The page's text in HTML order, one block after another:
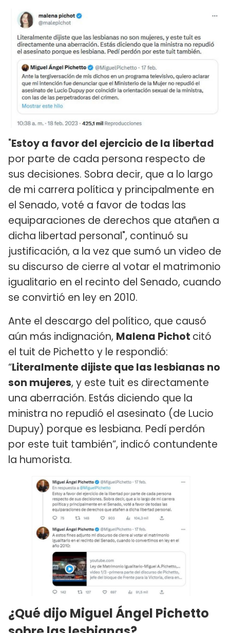
"Estoy a favor del ejercicio de la libertad
por parte de cada persona respecto de
sus decisiones. Sobra decir, que a lo largo
de mi carrera política y principalmente en
el Senado, voté a favor de todas las
equiparaciones de derechos que atañen a
dicha libertad personal", continuó su
justificación, a la vez que sumó un video de
su discurso de cierre al votar el matrimonio
igualitario en el recinto del Senado, cuando
se convirtió en ley en 2010.
Ante el descargo del político, que causó
aún más indignación, Malena Pichot citó
el tuit de Pichetto y le respondió:
“Literalmente dijiste que las lesbianas no
son mujeres, y este tuit es directamente
una aberración. Estás diciendo que la
ministra no repudió el asesinato (de Lucio
Dupuy) porque es lesbiana. Pedí perdón
por este tuit también”, indicó contundente
la humorista.
¿Qué dijo Miguel Ángel Pichetto